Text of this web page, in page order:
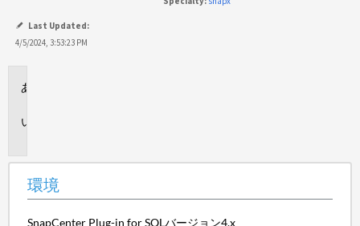
Last Updated:
4/5/2024, 3:53:23 PM
環境
SnapCenter Plug-in for SQLバージョン4.x